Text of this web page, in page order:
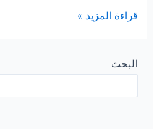
شركة
بالرياض
قراءة المزيد »
البحث